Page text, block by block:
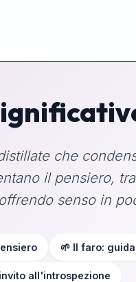
che
il pensiero,
senso in
🌱 Il faro:
all'introspezione